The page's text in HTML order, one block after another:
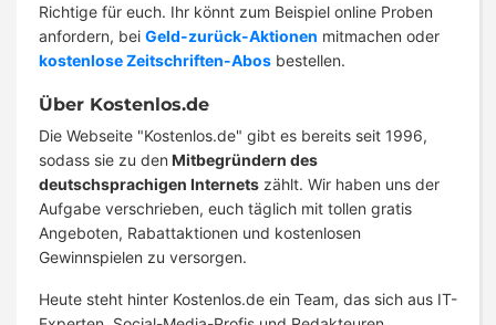
Richtige für euch. Ihr könnt zum Beispiel online Proben
anfordern, bei Geld-zurück-Aktionen mitmachen oder
kostenlose Zeitschriften-Abos bestellen.
Über Kostenlos.de
Die Webseite "Kostenlos.de" gibt es bereits seit 1996,
sodass sie zu den Mitbegründern des
deutschsprachigen Internets zählt. Wir haben uns der
Aufgabe verschrieben, euch täglich mit tollen gratis
Angeboten, Rabattaktionen und kostenlosen
Gewinnspielen zu versorgen.
Heute steht hinter Kostenlos.de ein Team, das sich aus IT-